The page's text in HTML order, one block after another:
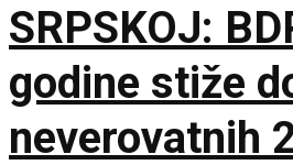
SRPSKOJ:
godine stiže
neverovatnih